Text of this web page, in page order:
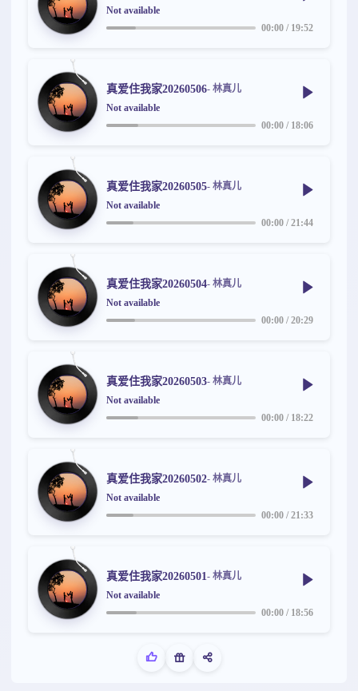
Not available
00:00 / 19:52
真爱住我家20260506- 林真儿
Not available
00:00 / 18:06
真爱住我家20260505- 林真儿
Not available
00:00 /21:44
真爱住我家20260504- 林真儿
Not available
00:00 /20:29
真爱住我家20260503- 林真儿
Not available
00:00 / 18:22
真爱住我家20260502- 林真儿
Not available
00:00 /21:33
真爱住我家20260501- 林真儿
Not available
00:00 / 18:56